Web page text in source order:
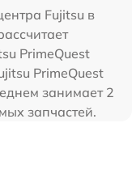
Fujitsu в
PrimeQuest
PrimeQuest
занимает 2
запчастей.